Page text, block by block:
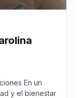
En un
y el bienestar